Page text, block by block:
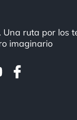
Una ruta por los
imaginario